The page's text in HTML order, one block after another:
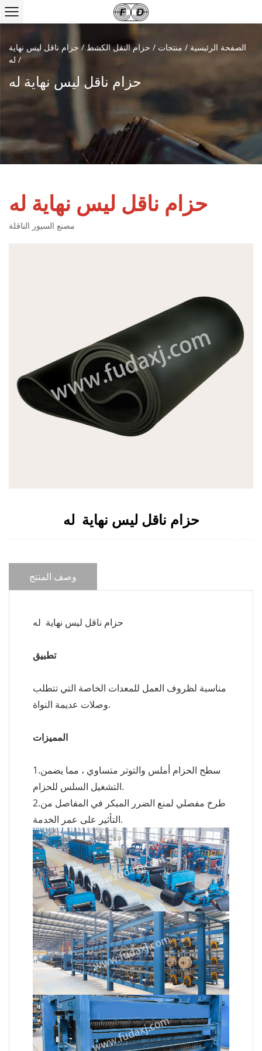
الصفحة الرئيسية / منتجات / حزام النقل الكشط/حزام ناقل ليس نهاية
له /
حزام ناقل ليس نهاية له
حزام ناقل ليس نهاية له
مصنع السيور الناقلة
حزام ناقل ليس نهاية له
وصف المنتج
حزام ناقل ليس نهاية له
تطبيق
مناسبة لظروف العمل للمعدات الخاصة التي تتطلب
وصلات عديمة النواة.
المميزات
1.سطح الحزام أملس والتوتر متساوي ، مما يضمن
التشغيل السلس للحزام.
2.طرخ مفصلي لمنع الضرر المبكر في المفاصل من
التأثير على عمر الخدمة.